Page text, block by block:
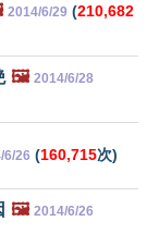
2014/6/29 (210,682
🖼️ 2014/6/28
6/26 (160,715次)
🖼️ 2014/6/26